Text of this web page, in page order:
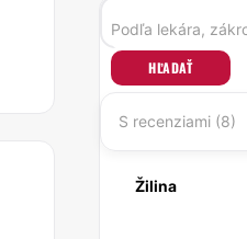
HĽADAŤ
S recenziami (8)
Žilina